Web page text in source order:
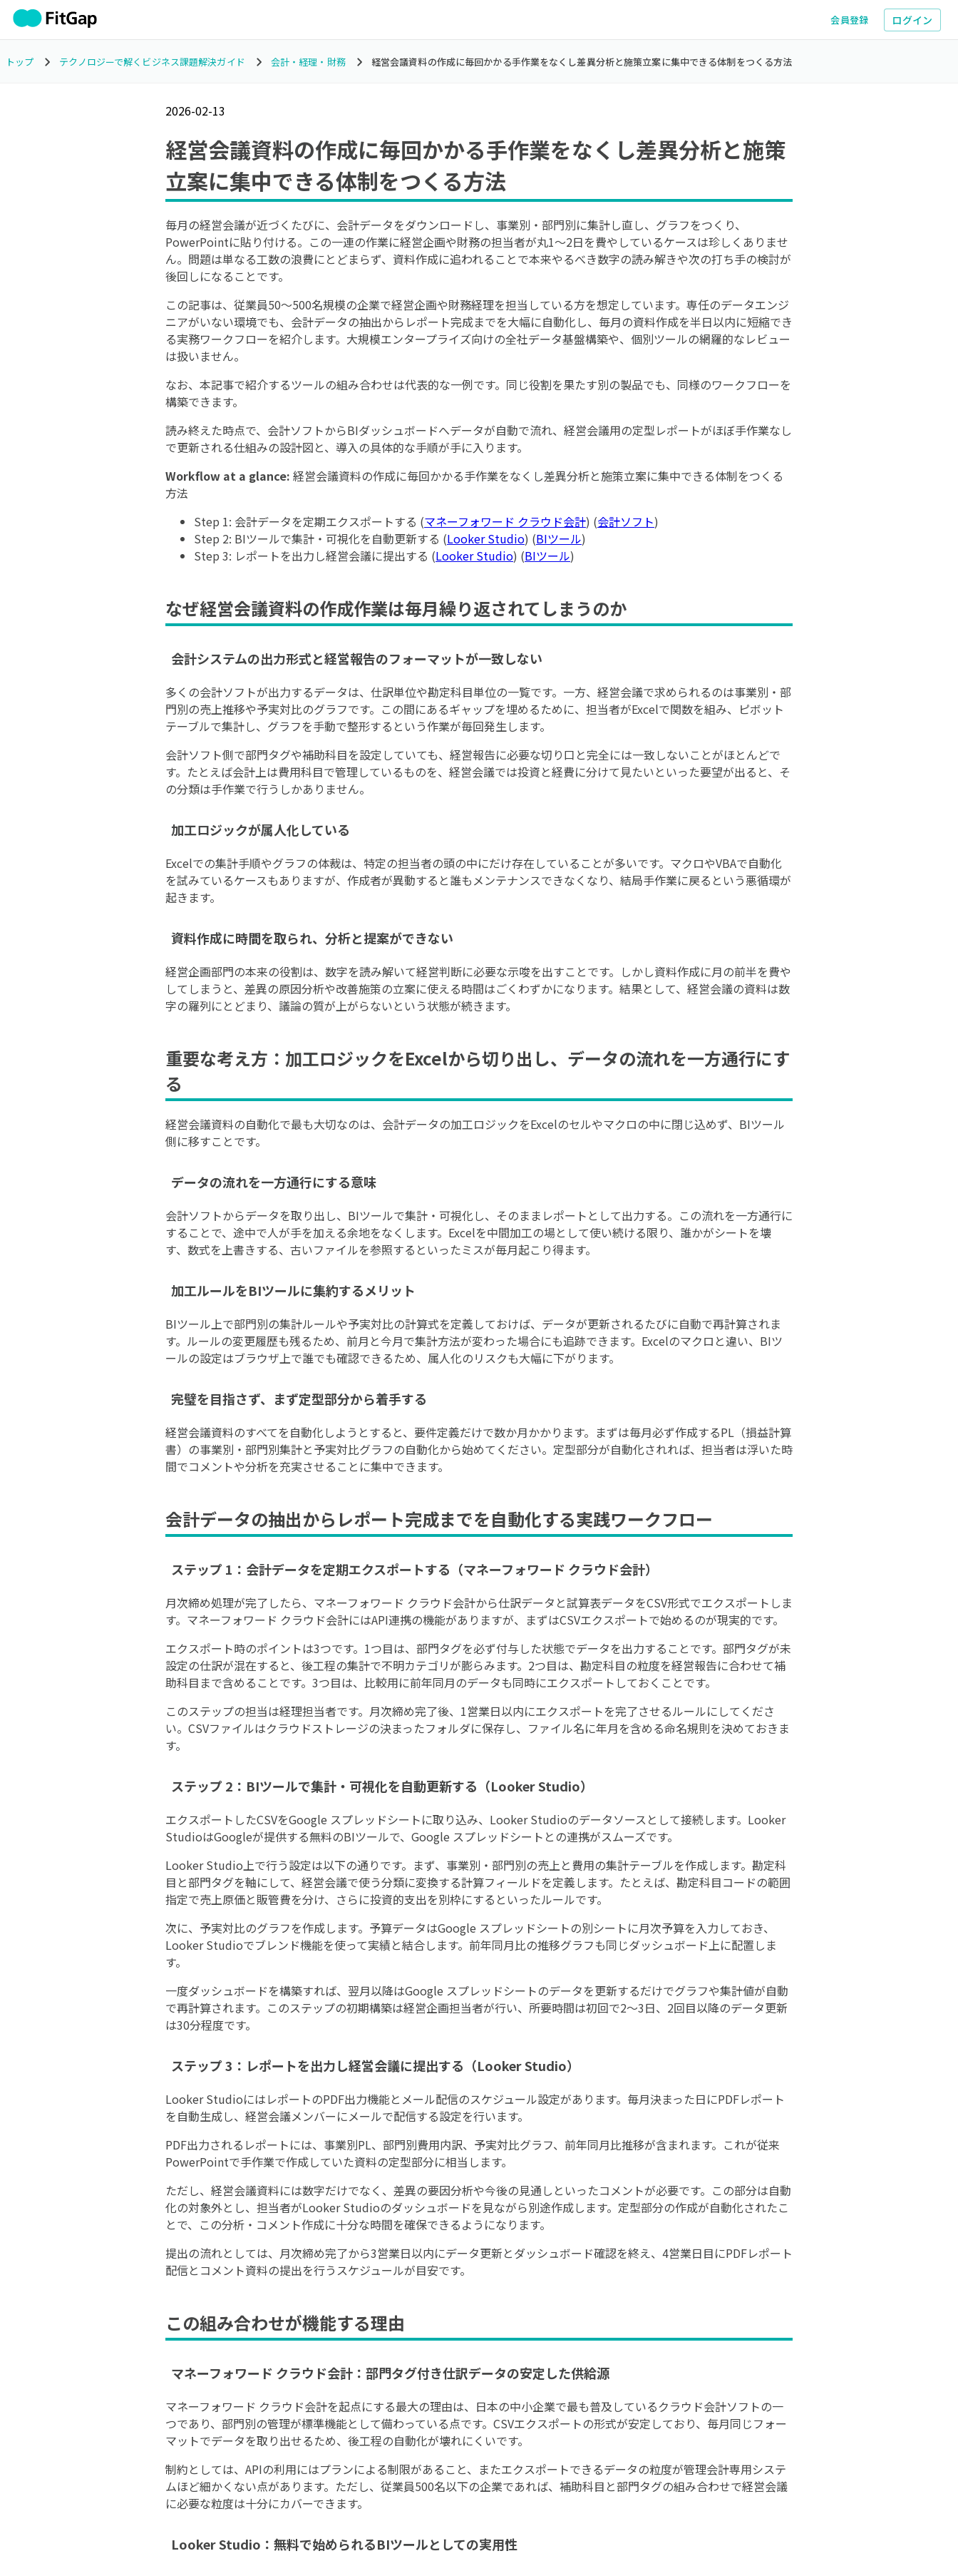
会員登録 ログイン
トップ テクノロジーで解くビジネス課題解決ガイド 会計・経理・財務 経営会議資料の作成に毎回かかる手作業をなくし差異分析と施策立案に集中できる体制をつくる方法
2026-02-13
経営会議資料の作成に毎回かかる手作業をなくし差異分析と施策
立案に集中できる体制をつくる方法
毎月の経営会議が近づくたびに、会計データをダウンロードし、事業別・部門別に集計し直し、グラフをつくり、
PowerPointに貼り付ける。この一連の作業に経営企画や財務の担当者が丸1〜2日を費やしているケースは珍しくありませ
ん。問題は単なる工数の浪費にとどまらず、資料作成に追われることで本来やるべき数字の読み解きや次の打ち手の検討が
後回しになることです。
この記事は、従業員50〜500名規模の企業で経営企画や財務経理を担当している方を想定しています。専任のデータエンジ
ニアがいない環境でも、会計データの抽出からレポート完成までを大幅に自動化し、毎月の資料作成を半日以内に短縮でき
る実務ワークフローを紹介します。大規模エンタープライズ向けの全社データ基盤構築や、個別ツールの網羅的なレビュー
は扱いません。
なお、本記事で紹介するツールの組み合わせは代表的な一例です。同じ役割を果たす別の製品でも、同様のワークフローを
構築できます。
読み終えた時点で、会計ソフトからBIダッシュボードへデータが自動で流れ、経営会議用の定型レポートがほぼ手作業なし
で更新される仕組みの設計図と、導入の具体的な手順が手に入ります。
Workflow at a glance: 経営会議資料の作成に毎回かかる手作業をなくし差異分析と施策立案に集中できる体制をつくる
方法
Step 1: 会計データを定期エクスポートする (マネーフォワード クラウド会計) (会計ソフト)
Step 2: BIツールで集計・可視化を自動更新する (Looker Studio) (BIツール)
Step 3: レポートを出力し経営会議に提出する (Looker Studio) (BIツール)
なぜ経営会議資料の作成作業は毎月繰り返されてしまうのか
会計システムの出力形式と経営報告のフォーマットが一致しない
多くの会計ソフトが出力するデータは、仕訳単位や勘定科目単位の一覧です。一方、経営会議で求められるのは事業別・部
門別の売上推移や予実対比のグラフです。この間にあるギャップを埋めるために、担当者がExcelで関数を組み、ピボット
テーブルで集計し、グラフを手動で整形するという作業が毎回発生します。
会計ソフト側で部門タグや補助科目を設定していても、経営報告に必要な切り口と完全には一致しないことがほとんどで
す。たとえば会計上は費用科目で管理しているものを、経営会議では投資と経費に分けて見たいといった要望が出ると、そ
の分類は手作業で行うしかありません。
加工ロジックが属人化している
Excelでの集計手順やグラフの体裁は、特定の担当者の頭の中にだけ存在していることが多いです。マクロやVBAで自動化
を試みているケースもありますが、作成者が異動すると誰もメンテナンスできなくなり、結局手作業に戻るという悪循環が
起きます。
資料作成に時間を取られ、分析と提案ができない
経営企画部門の本来の役割は、数字を読み解いて経営判断に必要な示唆を出すことです。しかし資料作成に月の前半を費や
してしまうと、差異の原因分析や改善施策の立案に使える時間はごくわずかになります。結果として、経営会議の資料は数
字の羅列にとどまり、議論の質が上がらないという状態が続きます。
重要な考え方：加工ロジックをExcelから切り出し、データの流れを一方通行にす
る
経営会議資料の自動化で最も大切なのは、会計データの加工ロジックをExcelのセルやマクロの中に閉じ込めず、BIツール
側に移すことです。
データの流れを一方通行にする意味
会計ソフトからデータを取り出し、BIツールで集計・可視化し、そのままレポートとして出力する。この流れを一方通行に
することで、途中で人が手を加える余地をなくします。Excelを中間加工の場として使い続ける限り、誰かがシートを壊
す、数式を上書きする、古いファイルを参照するといったミスが毎月起こり得ます。
加工ルールをBIツールに集約するメリット
BIツール上で部門別の集計ルールや予実対比の計算式を定義しておけば、データが更新されるたびに自動で再計算されま
す。ルールの変更履歴も残るため、前月と今月で集計方法が変わった場合にも追跡できます。Excelのマクロと違い、BIツ
ールの設定はブラウザ上で誰でも確認できるため、属人化のリスクも大幅に下がります。
完璧を目指さず、まず定型部分から着手する
経営会議資料のすべてを自動化しようとすると、要件定義だけで数か月かかります。まずは毎月必ず作成するPL（損益計算
書）の事業別・部門別集計と予実対比グラフの自動化から始めてください。定型部分が自動化されれば、担当者は浮いた時
間でコメントや分析を充実させることに集中できます。
会計データの抽出からレポート完成までを自動化する実践ワークフロー
ステップ 1：会計データを定期エクスポートする（マネーフォワード クラウド会計）
月次締め処理が完了したら、マネーフォワード クラウド会計から仕訳データと試算表データをCSV形式でエクスポートしま
す。マネーフォワード クラウド会計にはAPI連携の機能がありますが、まずはCSVエクスポートで始めるのが現実的です。
エクスポート時のポイントは3つです。1つ目は、部門タグを必ず付与した状態でデータを出力することです。部門タグが未
設定の仕訳が混在すると、後工程の集計で不明カテゴリが膨らみます。2つ目は、勘定科目の粒度を経営報告に合わせて補
助科目まで含めることです。3つ目は、比較用に前年同月のデータも同時にエクスポートしておくことです。
このステップの担当は経理担当者です。月次締め完了後、1営業日以内にエクスポートを完了させるルールにしてくださ
い。CSVファイルはクラウドストレージの決まったフォルダに保存し、ファイル名に年月を含める命名規則を決めておきま
す。
ステップ 2：BIツールで集計・可視化を自動更新する（Looker Studio）
エクスポートしたCSVをGoogle スプレッドシートに取り込み、Looker Studioのデータソースとして接続します。Looker
StudioはGoogleが提供する無料のBIツールで、Google スプレッドシートとの連携がスムーズです。
Looker Studio上で行う設定は以下の通りです。まず、事業別・部門別の売上と費用の集計テーブルを作成します。勘定科
目と部門タグを軸にして、経営会議で使う分類に変換する計算フィールドを定義します。たとえば、勘定科目コードの範囲
指定で売上原価と販管費を分け、さらに投資的支出を別枠にするといったルールです。
次に、予実対比のグラフを作成します。予算データはGoogle スプレッドシートの別シートに月次予算を入力しておき、
Looker Studioでブレンド機能を使って実績と結合します。前年同月比の推移グラフも同じダッシュボード上に配置しま
す。
一度ダッシュボードを構築すれば、翌月以降はGoogle スプレッドシートのデータを更新するだけでグラフや集計値が自動
で再計算されます。このステップの初期構築は経営企画担当者が行い、所要時間は初回で2〜3日、2回目以降のデータ更新
は30分程度です。
ステップ 3：レポートを出力し経営会議に提出する（Looker Studio）
Looker StudioにはレポートのPDF出力機能とメール配信のスケジュール設定があります。毎月決まった日にPDFレポート
を自動生成し、経営会議メンバーにメールで配信する設定を行います。
PDF出力されるレポートには、事業別PL、部門別費用内訳、予実対比グラフ、前年同月比推移が含まれます。これが従来
PowerPointで手作業で作成していた資料の定型部分に相当します。
ただし、経営会議資料には数字だけでなく、差異の要因分析や今後の見通しといったコメントが必要です。この部分は自動
化の対象外とし、担当者がLooker Studioのダッシュボードを見ながら別途作成します。定型部分の作成が自動化されたこ
とで、この分析・コメント作成に十分な時間を確保できるようになります。
提出の流れとしては、月次締め完了から3営業日以内にデータ更新とダッシュボード確認を終え、4営業日目にPDFレポート
配信とコメント資料の提出を行うスケジュールが目安です。
この組み合わせが機能する理由
マネーフォワード クラウド会計：部門タグ付き仕訳データの安定した供給源
マネーフォワード クラウド会計を起点にする最大の理由は、日本の中小企業で最も普及しているクラウド会計ソフトの一
つであり、部門別の管理が標準機能として備わっている点です。CSVエクスポートの形式が安定しており、毎月同じフォー
マットでデータを取り出せるため、後工程の自動化が壊れにくいです。
制約としては、APIの利用にはプランによる制限があること、またエクスポートできるデータの粒度が管理会計専用システ
ムほど細かくない点があります。ただし、従業員500名以下の企業であれば、補助科目と部門タグの組み合わせで経営会議
に必要な粒度は十分にカバーできます。
Looker Studio：無料で始められるBIツールとしての実用性